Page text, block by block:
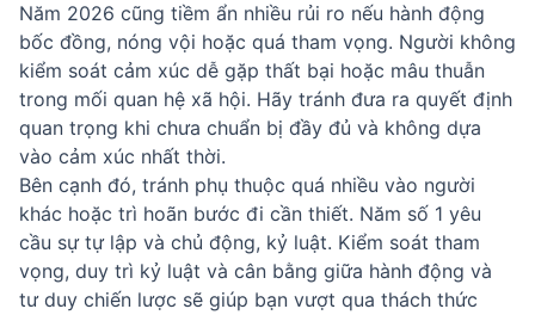
Năm 2026 cũng tiềm ẩn nhiều rủi ro nếu hành động
bốc đồng, nóng vội hoặc quá tham vọng. Người không
kiểm soát cảm xúc dễ gặp thất bại hoặc mâu thuẫn
trong mối quan hệ xã hội. Hãy tránh đưa ra quyết định
quan trọng khi chưa chuẩn bị đầy đủ và không dựa
vào cảm xúc nhất thời.
Bên cạnh đó, tránh phụ thuộc quá nhiều vào người
khác hoặc trì hoãn bước đi cần thiết. Năm số 1 yêu
cầu sự tự lập và chủ động, kỷ luật. Kiểm soát tham
vọng, duy trì kỷ luật và cân bằng giữa hành động và
tư duy chiến lược sẽ giúp bạn vượt qua thách thức